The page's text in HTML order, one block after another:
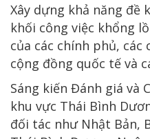
Xây dựng khả năng
khối công việc khổng
của các chính phủ,
cộng đồng quốc tế và
Sáng kiến Đánh giá và
khu vực Thái Bình
đối tác như Nhật Bản,